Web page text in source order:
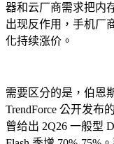
器和云厂商需求把内
出现反作用，手机厂
化持续涨价。
需要区分的是，伯恩
TrendForce 公开发布
曾给出 2Q26 一般型